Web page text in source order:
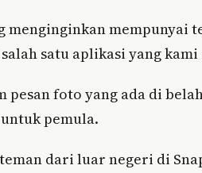
menginginkan mempunyai
satu aplikasi yang
foto yang ada di
pemula.
dari luar negeri di